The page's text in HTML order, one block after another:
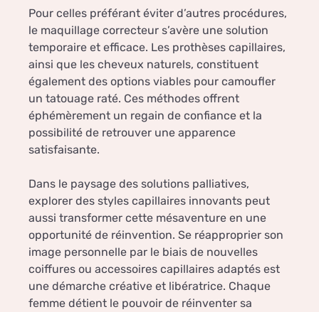
Pour celles préférant éviter d’autres procédures,
le maquillage correcteur s’avère une solution
temporaire et efficace. Les prothèses capillaires,
ainsi que les cheveux naturels, constituent
également des options viables pour camoufler
un tatouage raté. Ces méthodes offrent
éphémèrement un regain de confiance et la
possibilité de retrouver une apparence
satisfaisante.
Dans le paysage des solutions palliatives,
explorer des styles capillaires innovants peut
aussi transformer cette mésaventure en une
opportunité de réinvention. Se réapproprier son
image personnelle par le biais de nouvelles
coiffures ou accessoires capillaires adaptés est
une démarche créative et libératrice. Chaque
femme détient le pouvoir de réinventer sa